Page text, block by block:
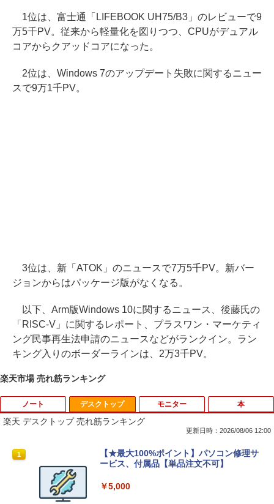
1位は、富士通「LIFEBOOK UH75/B3」のレビューで9
万5千PV。従来から軽量化を図りつつ、CPUがデュアル
コアからクアッドコアになった。
2位は、Windows 7のアップデート失敗に関するニュー
スで9万1千PV。
3位は、新「ATOK」のニュースで7万5千PV。新バー
ジョンからはパッケージ版がなくなる。
以下、Arm版Windows 10に関するニュース、後藤氏の
「RISC-V」に関するレポート、プラスワン・マーケティ
ング民事再生法申請のニュースなどがランクイン。ラン
キング入りのボーダーラインは、2万3千PV。
楽天市場 売れ筋ランキング
ノート
1
新品ノートパソコン VETESA Windows1
1 Office 2024付き インテルCeleron 第1
256GB/512B 14型 14インチ FHD 1920x
デスクトップ
楽天 デスクトップ 売れ筋ランキング
更新日時：2026/08/06 12:00
1
【★最大100%ポイント】パソコン修理サ
ービス、付属品【単品注文不可】
￥5,000
モニター 本